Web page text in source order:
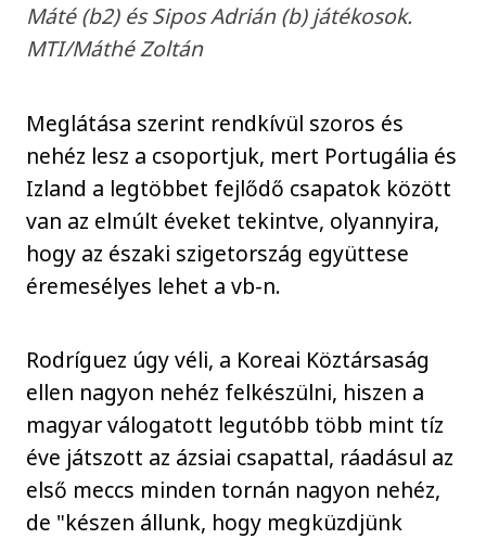
Máté (b2) és Sipos Adrián (b) játékosok.
MTI/Máthé Zoltán
Meglátása szerint rendkívül szoros és
nehéz lesz a csoportjuk, mert Portugália és
Izland a legtöbbet fejlődő csapatok között
van az elmúlt éveket tekintve, olyannyira,
hogy az északi szigetország együttese
éremesélyes lehet a vb-n.
Rodríguez úgy véli, a Koreai Köztársaság
ellen nagyon nehéz felkészülni, hiszen a
magyar válogatott legutóbb több mint tíz
éve játszott az ázsiai csapattal, ráadásul az
első meccs minden tornán nagyon nehéz,
de "készen állunk, hogy megküzdjünk